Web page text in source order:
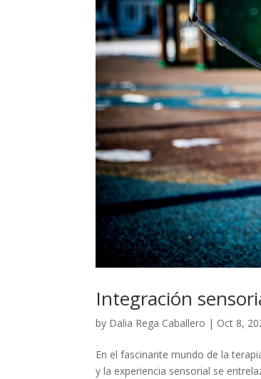
Integración
by Dalia Rega Caballero | Oct 8,
En el fascinante mundo de la
y la experiencia sensorial se